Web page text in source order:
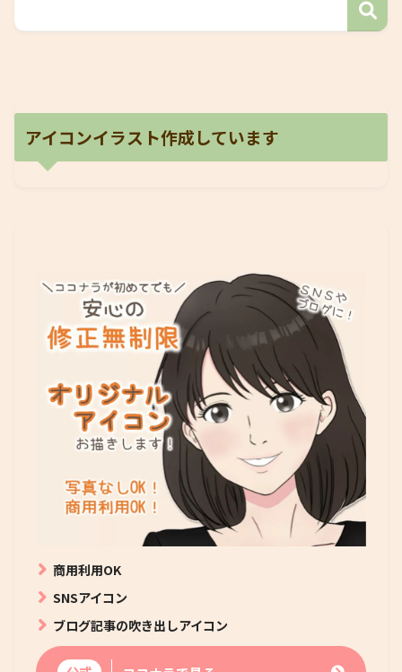
アイコンイラスト作成しています
商用利用OK
SNSアイコン
ブログ記事の吹き出しアイコン